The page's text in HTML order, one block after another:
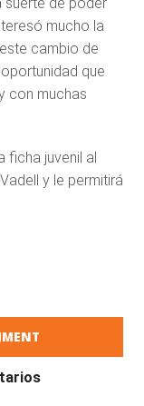
suerte de poder
mucho la
cambio de
que
con muchas
ficha juvenil al
y le permitirá